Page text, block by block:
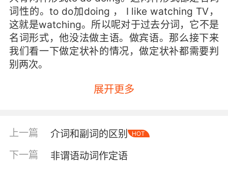
词性的。to do加doing ， I like watching TV，
这就是watching。所以呢对于过去分词，它不是
名词形式，他没法做主语。做宾语。那么接下来
我们看一下做定状补的情况，做定状补都需要判
别两次。
比如说 this is book written by somebody，
这是由谁谁谁写的书。this is a book written by
somebody。这是过去分词作定语。判别两次，
过去分词做状语呢，也是一样的。sing from a
展开更多
上一篇 介词和副词的区别 HOT
下一篇 非谓语动词作定语